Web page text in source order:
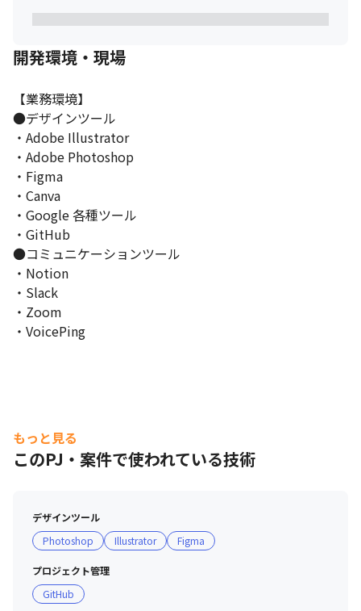
開発環境・現場
【業務環境】
●デザインツール
・Adobe Illustrator
・Adobe Photoshop
・Figma
・Canva
・Google 各種ツール
・GitHub
●コミュニケーションツール
・Notion
・Slack
・Zoom
・VoicePing
もっと見る
このPJ・案件で使われている技術
デザインツール
Photoshop
Illustrator Figma
プロジェクト管理
GitHub